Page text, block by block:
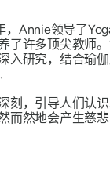
Annie领导了
了许多顶尖教师
入研究，结合瑜
刻，引导人们认
而然地会产生慈